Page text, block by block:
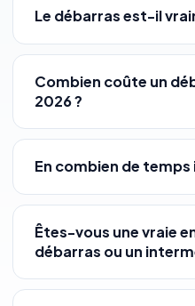
Le débarras est-il
Combien coûte un
2026 ?
En combien de
Êtes-vous une vraie
débarras ou un